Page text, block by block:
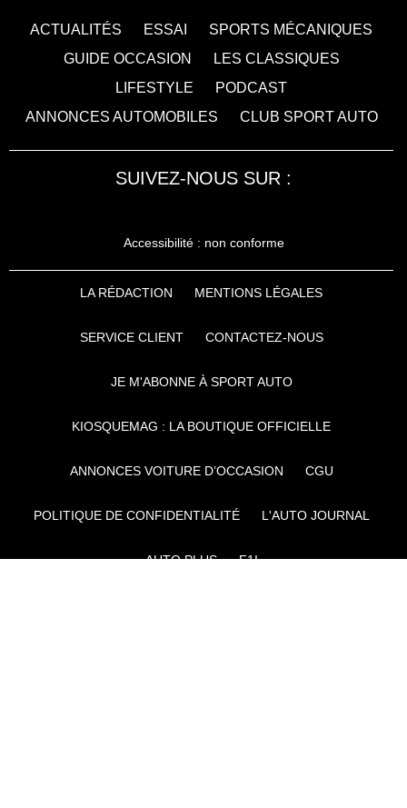
ACTUALITÉS ESSAI
SPORTS MÉCANIQUES
GUIDE OCCASION
LES CLASSIQUES
LIFESTYLE
PODCAST
ANNONCES AUTOMOBILES
CLUB SPORT AUTO
SUIVEZ-NOUS SUR :
Accessibilité : non conforme
LA RÉDACTION MENTIONS LÉGALES
SERVICE CLIENT CONTACTEZ-NOUS
JE M'ABONNE À SPORT AUTO
KIOSQUEMAG : LA BOUTIQUE OFFICIELLE
ANNONCES VOITURE D’OCCASION CGU
POLITIQUE DE CONFIDENTIALITÉ L'AUTO JOURNAL
AUTO PLUS F1I